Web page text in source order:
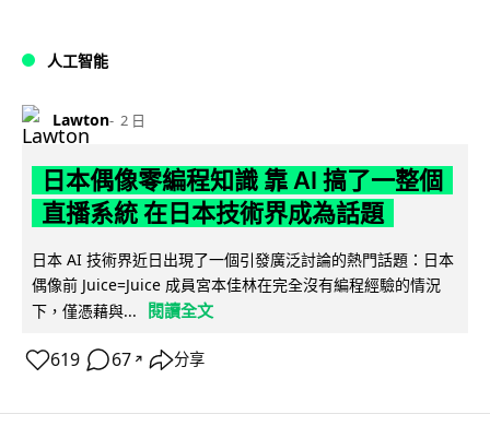
人工智能
Lawton 2 日
日本偶像零編程知識 靠 AI 搞了一整個
直播系統 在日本技術界成為話題
日本 AI 技術界近日出現了一個引發廣泛討論的熱門話題：日本
偶像前 Juice=Juice 成員宮本佳林在完全沒有編程經驗的情況
下，僅憑藉與...
閱讀全文
619 67 ↗ 分享